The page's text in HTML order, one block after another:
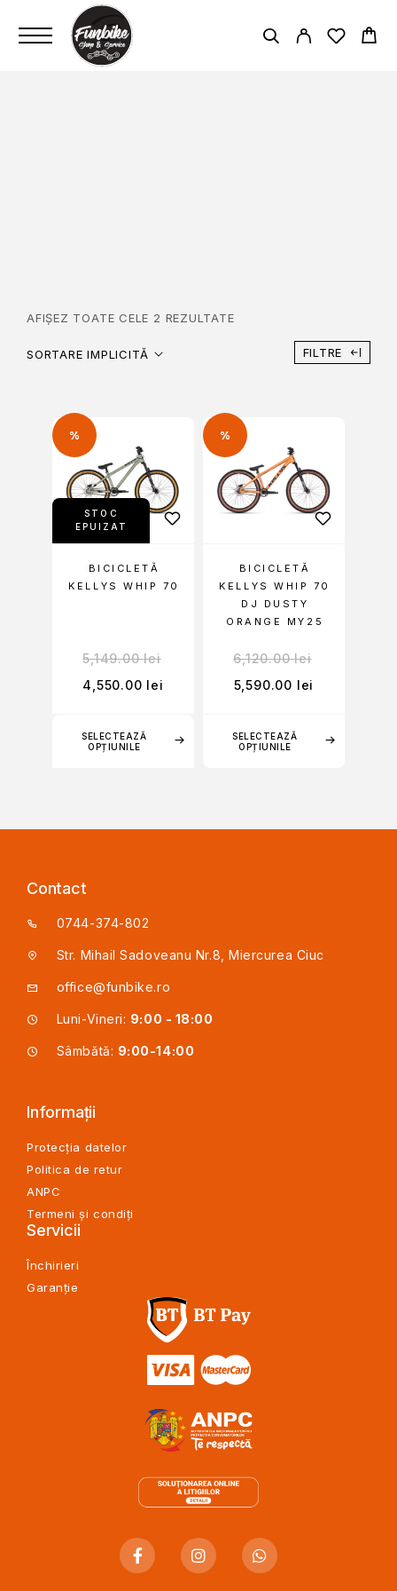
AFIȘEZ TOATE CELE 2 REZULTATE
SORTARE IMPLICITĂ FILTRE
%
STOC
EPUIZAT
SELECTEAZĂ
OPȚIUNILE
BICICLETĂ
KELLYS WHIP 70
5,149.00lei
4,550.00 lei
%
SELECTEAZĂ
OPȚIUNILE
BICICLETĂ
KELLYS WHIP 70
DJ DUSTY
ORANGE MY25
6,120.00lei
5,590.00 lei
Contact
0744-374-802
Str. Mihail Sadoveanu Nr.8, Miercurea Ciuc
office@funbike.ro
Luni-Vineri: 9:00 - 18:00
Sâmbătă: 9:00-14:00
Informații
Protecția datelor
Politica de retur
ANPC
Termeni și condiți
Servicii
Închirieri
Garanție